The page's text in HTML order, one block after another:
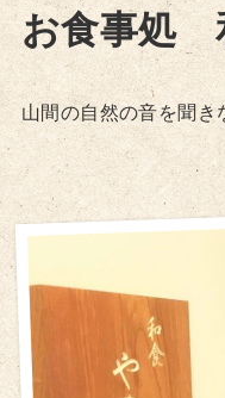
お食事処
山間の自然の音を聞き